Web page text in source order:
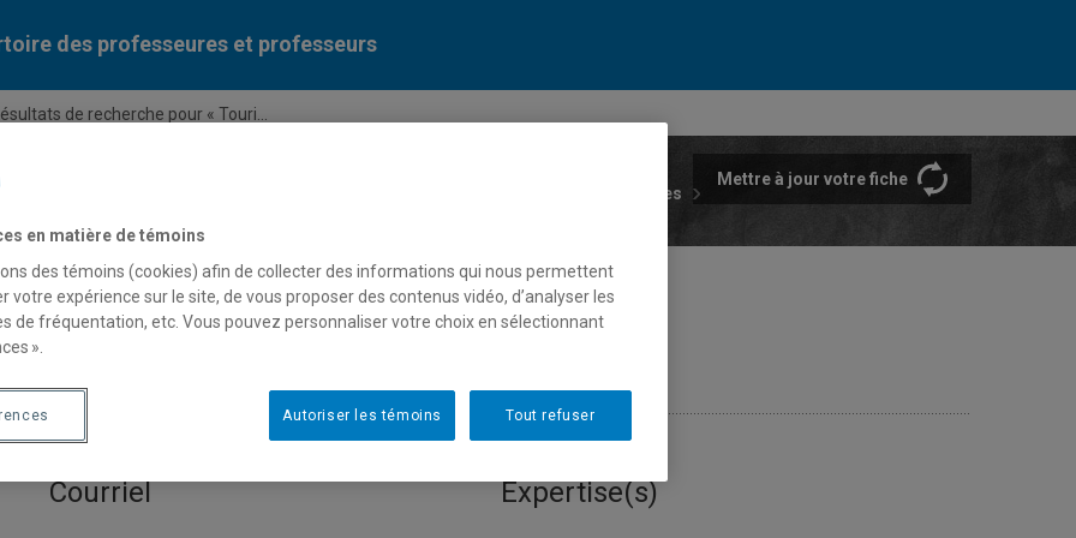
des professeures et professeurs
de recherche pour « Touri...
Liste des professeures et professeurs par départements et écoles
Mettre à jour votre fiche
« Tourisme solidaire »
Courriel Expertise(s)
en matière de témoins
des témoins (cookies) afin de collecter des informations qui nous permettent
votre expérience sur le site, de vous proposer des contenus vidéo, d’analyser les
de fréquentation, etc. Vous pouvez personnaliser votre choix en sélectionnant
».
Tout refuser
Autoriser les témoins